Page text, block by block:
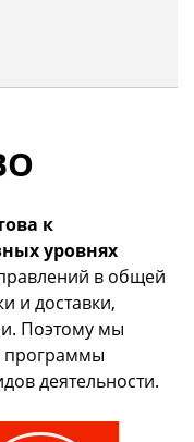
к
уровнях
в общей
и доставки,
Поэтому мы
программы
деятельности.